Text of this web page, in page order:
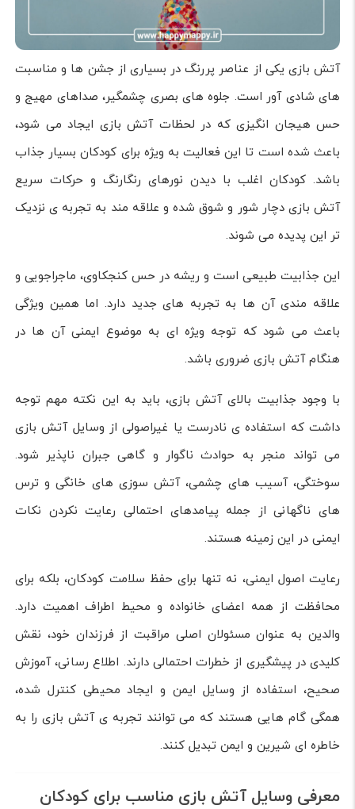
آتش بازی یکی از عناصر پررنگ در بسیاری از جشن ها و مناسبت
های شادی آور است. جلوه های بصری چشمگیر، صداهای مهیج و
حس هیجان انگیزی که در لحظات آتش بازی ایجاد می شود،
باعث شده است تا این فعالیت به ویژه برای کودکان بسیار جذاب
باشد. کودکان اغلب با دیدن نورهای رنگارنگ و حرکات سریع
آتش بازی دچار شور و شوق شده و علاقه مند به تجربه ی نزدیک
تر این پدیده می شوند.
این جذابیت طبیعی است و ریشه در حس کنجکاوی، ماجراجویی و
علاقه مندی آن ها به تجربه های جدید دارد. اما همین ویژگی
باعث می شود که توجه ویژه ای به موضوع ایمنی آن ها در
هنگام آتش بازی ضروری باشد.
با وجود جذابیت بالای آتش بازی، باید به این نکته مهم توجه
داشت که استفاده ی نادرست یا غیراصولی از وسایل آتش بازی
می تواند منجر به حوادث ناگوار و گاهی جبران ناپذیر شود.
سوختگی، آسیب های چشمی، آتش سوزی های خانگی و ترس
های ناگهانی از جمله پیامدهای احتمالی رعایت نکردن نکات
ایمنی در این زمینه هستند.
رعایت اصول ایمنی، نه تنها برای حفظ سلامت کودکان، بلکه برای
محافظت از همه اعضای خانواده و محیط اطراف اهمیت دارد.
والدین به عنوان مسئولان اصلی مراقبت از فرزندان خود، نقش
کلیدی در پیشگیری از خطرات احتمالی دارند. اطلاع رسانی، آموزش
صحیح، استفاده از وسایل ایمن و ایجاد محیطی کنترل شده،
همگی گام هایی هستند که می توانند تجربه ی آتش بازی را به
خاطره ای شیرین و ایمن تبدیل کنند.
معرفی وسایل آتش بازی مناسب برای کودکان